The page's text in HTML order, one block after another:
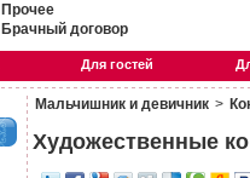
Прочее
Брачный договор
Для гостей
Мальчишник и девичник >
Художественные